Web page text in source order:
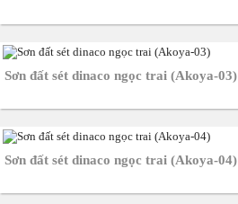
Sơn đất sét dinaco ngọc trai (Akoya-03)
Sơn đất sét dinaco ngọc trai (Akoya-04)